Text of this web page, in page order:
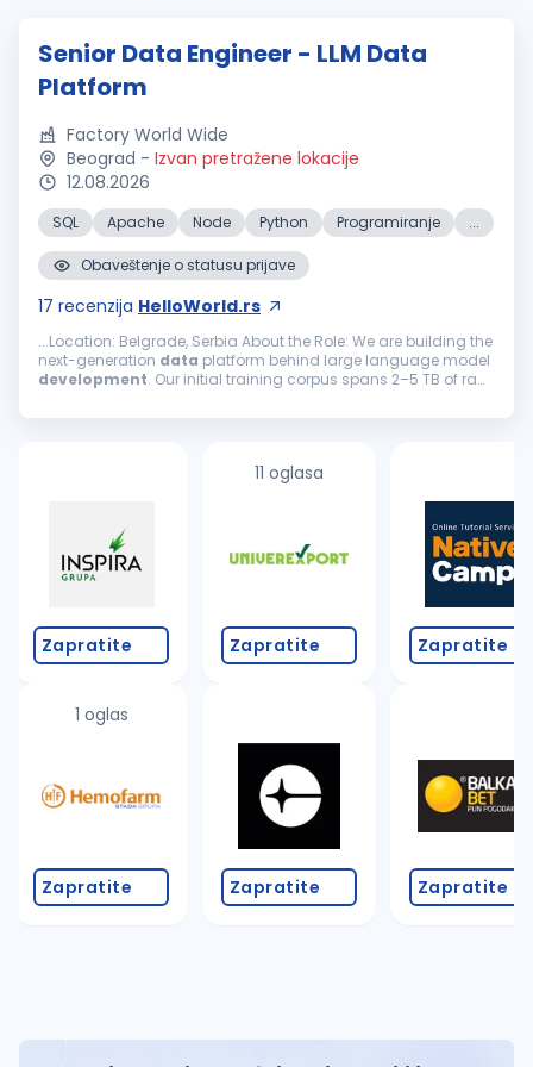
Senior Data Engineer - LLM Data
Platform
Factory World Wide
Beograd - Izvan pretražene lokacije
12.08.2026
SQL Apache Node Python Programiranje ...
Obaveštenje o statusu prijave
17 recenzija HelloWorld.rs
...Location: Belgrade, Serbia About the Role: We are building the
next-generation data platform behind large language model
development. Our initial training corpus spans 2–5 TB of raw,
Zapratite
1 oglas
Zapratite
11 oglasa
Zapratite
Zapratite
Zapratite
Zapratite